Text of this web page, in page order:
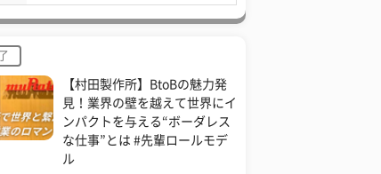
【村田製作所】BtoBの魅力発
見！業界の壁を越えて世界にイ
ンパクトを与える“ボーダレス
な仕事”とは #先輩ロールモデ
ル